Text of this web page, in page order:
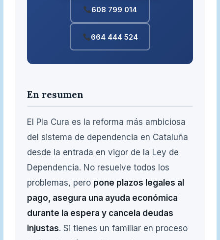
608 799 014
664 444 524
En resumen
El Pla Cura es la reforma más ambiciosa
del sistema de dependencia en Cataluña
desde la entrada en vigor de la Ley de
Dependencia. No resuelve todos los
problemas, pero pone plazos legales al
pago, asegura una ayuda económica
durante la espera y cancela deudas
injustas. Si tienes un familiar en proceso